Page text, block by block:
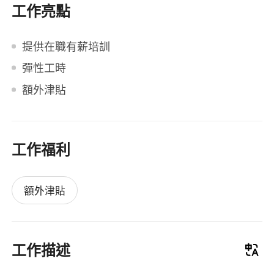
工作亮點
提供在職有薪培訓
彈性工時
額外津貼
工作福利
額外津貼
工作描述